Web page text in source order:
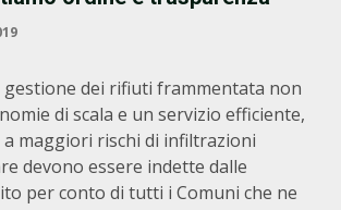
gestione dei rifiuti frammentata non
di scala e un servizio efficiente,
a maggiori rischi di infiltrazioni
devono essere indette dalle
per conto di tutti i Comuni che ne